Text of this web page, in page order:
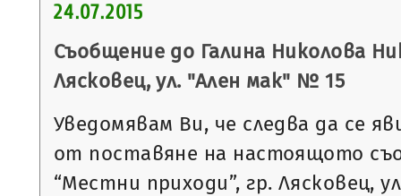
24.07.2015
Съобщение до Галина Николова
Лясковец, ул. "Ален мак" № 15
Уведомявам Ви, че следва да се
от поставяне на настоящото
“Местни приходи”, гр. Лясковец,